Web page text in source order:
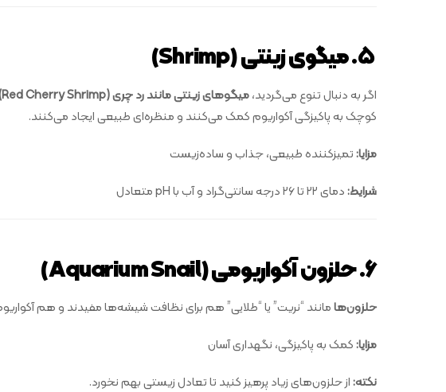
۵. میگوی زینتی (Shrimp)
اگر به دنبال تنوع می‌گردید،میگوهای زینتی مانند رد چری (Red Cherry Shrimp)
کوچک به پاکیزگی آکواریوم کمک می‌کنند و منظره‌ای طبیعی ایجاد می‌کنند.
مزایا:تمیزکننده طبیعی، جذاب و ساده‌زیست
شرایط:دمای ۲۲ تا ۲۶ درجه سانتی‌گراد و آب با pH متعادل
۶. حلزون آکواریومی (Aquarium Snail)
حلزون‌هامانند “نریت” یا “طلایی” هم برای نظافت شیشه‌ها مفیدند و هم
مزایا:کمک به پاکیزگی، نگهداری آسان
نکته:از حلزون‌های زیاد پرهیز کنید تا تعادل زیستی بهم نخورد.